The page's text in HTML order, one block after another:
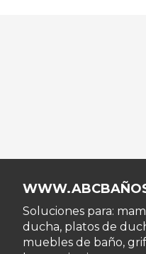
Soluciones para:
ducha, platos de
muebles de baño,